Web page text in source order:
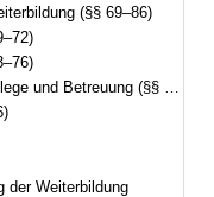
(§§ 69–86)
Betreuung (§§ 77–80)
der Weiterbildung